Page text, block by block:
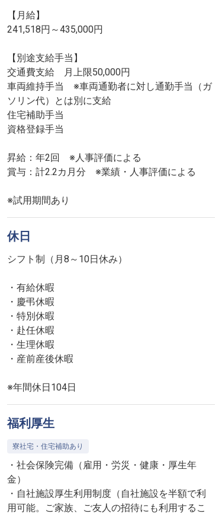
【月給】
241,518円～435,000円
【別途支給手当】
交通費支給 月上限50,000円
車両維持手当 ※車両通勤者に対し通勤手当（ガ
ソリン代）とは別に支給
住宅補助手当
資格登録手当
昇給：年2回 ※人事評価による
賞与：計2.2カ月分 ※業績・人事評価による
※試用期間あり
休日
シフト制（月8～10日休み）
・有給休暇
・慶弔休暇
・特別休暇
・赴任休暇
・生理休暇
・産前産後休暇
※年間休日104日
福利厚生
寮社宅・住宅補助あり
・社会保険完備（雇用・労災・健康・厚生年
金）
・自社施設厚生利用制度（自社施設を半額で利
用可能。ご家族、ご友人の招待にも利用するこ